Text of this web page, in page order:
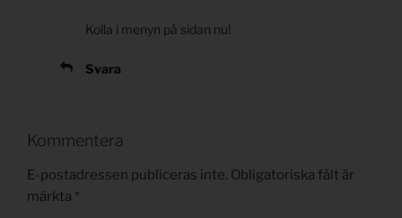
Kolla i menyn på sidan nu!
Svara
Kommentera
E-postadressen publiceras inte. Obligatoriska fält är
märkta *